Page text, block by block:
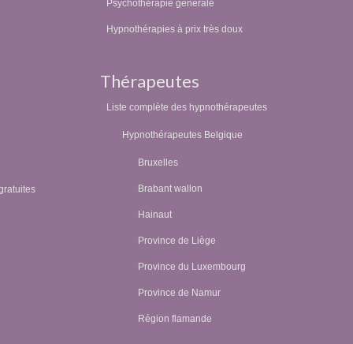
Psychothérapie générale
Hypnothérapies à prix très doux
Thérapeutes
Liste complète des hypnothérapeutes
Hypnothérapeutes Belgique
Bruxelles
Brabant wallon
Hainaut
Province de Liège
Province du Luxembourg
Province de Namur
Région flamande